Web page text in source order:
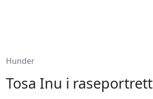
Hunder
Tosa Inu i raseportrett